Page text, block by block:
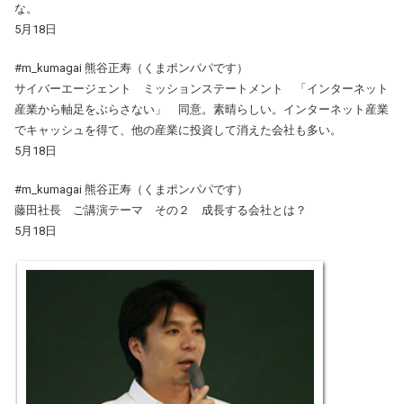
な。
5月18日
#m_kumagai 熊谷正寿（くまポンパパです）
サイバーエージェント ミッションステートメント 「インターネット
産業から軸足をぶらさない」 同意。素晴らしい。インターネット産業
でキャッシュを得て、他の産業に投資して消えた会社も多い。
5月18日
#m_kumagai 熊谷正寿（くまポンパパです）
藤田社長 ご講演テーマ その２ 成長する会社とは？
5月18日